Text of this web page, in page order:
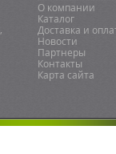
О компании
Каталог
Доставка и
Новости
Партнеры
Контакты
Карта сайта